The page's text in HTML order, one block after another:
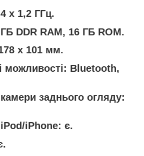
x 1,2 ГГц.
DDR RAM, 16 ГБ ROM.
x 101 мм.
можливості: Bluetooth,
заднього огляду:
iPhone: є.